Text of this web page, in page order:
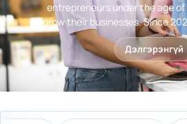
entrepreneurs under the age
grow their businesses. Since
with the EBRD, we have
program supporting young
Central Asia, making both
financial services more
Дэлгэрэнгүй